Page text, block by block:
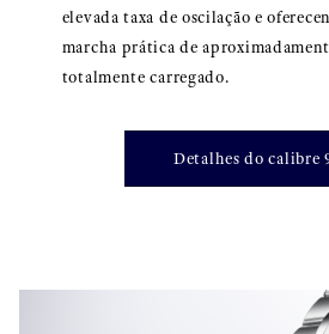
elevada taxa de oscilação e
marcha prática de
totalmente carregado.
Detalhes do calibre